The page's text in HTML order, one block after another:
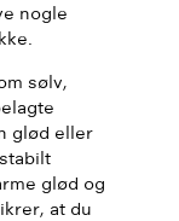
nogle
sølv,
glød eller
glød og
at du